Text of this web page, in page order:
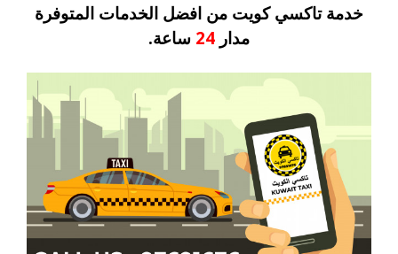
خدمة تاكسي كويت من افضل الخدمات المتوفرة
مدار 24 ساعة.